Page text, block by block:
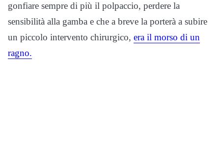
gonfiare sempre di più il polpaccio, perdere la
sensibilità alla gamba e che a breve la porterà a subire
un piccolo intervento chirurgico, era il morso di un
ragno.